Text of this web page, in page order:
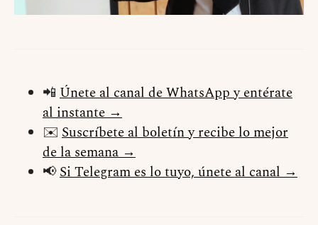
📲 Únete al canal de WhatsApp y entérate
al instante →
✉️ Suscríbete al boletín y recibe lo mejor
de la semana →
📢Si Telegram es lo tuyo, únete al canal →